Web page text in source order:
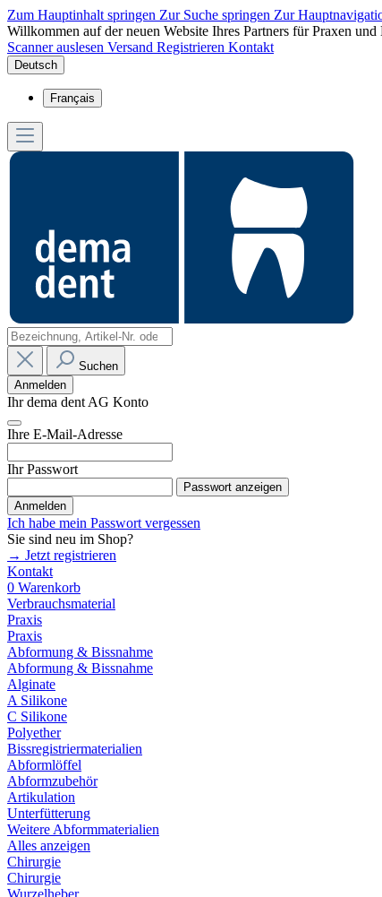
Zum Hauptinhalt springen Zur Suche springen Zur
Willkommen auf der neuen Website Ihres Partners für Praxen
Scanner auslesen Versand Registrieren Kontakt
Deutsch
Français
Suchen
Anmelden
Ihr dema dent AG Konto
Ihre E-Mail-Adresse
Ihr Passwort
Passwort anzeigen
Anmelden
Ich habe mein Passwort vergessen
Sie sind neu im Shop?
→ Jetzt registrieren
Kontakt
0 Warenkorb
Verbrauchsmaterial
Praxis
Praxis
Abformung & Bissnahme
Abformung & Bissnahme
Alginate
A Silikone
C Silikone
Polyether
Bissregistriermaterialien
Abformlöffel
Abformzubehör
Artikulation
Unterfütterung
Weitere Abformmaterialien
Alles anzeigen
Chirurgie
Chirurgie
Wurzelheber